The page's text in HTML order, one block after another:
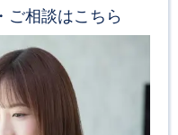
ご相談はこちら